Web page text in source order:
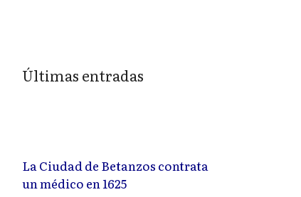
Últimas entradas
La Ciudad de Betanzos contrata
un médico en 1625